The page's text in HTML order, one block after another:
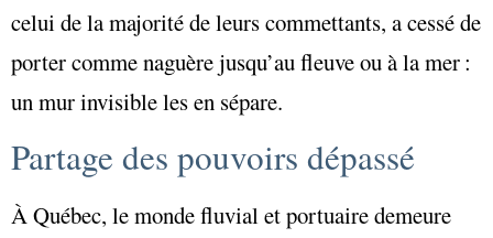
celui de la majorité de leurs commettants, a cessé de
porter comme naguère jusqu’au fleuve ou à la mer :
un mur invisible les en sépare.
Partage des pouvoirs dépassé
À Québec, le monde fluvial et portuaire demeure